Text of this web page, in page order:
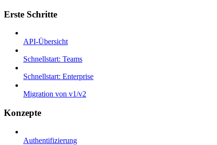
Erste Schritte
API-Übersicht
Schnellstart: Teams
Schnellstart: Enterprise
Migration von v1/v2
Konzepte
Authentifizierung